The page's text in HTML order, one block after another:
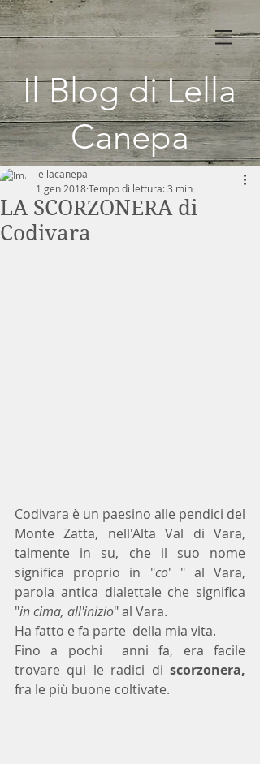
Il Blog di Lella
Canepa
LA SCORZONERA di
Codivara
lellacanepa
1 gen 2018Tempo di lettura: 3 min
Codivara è un paesino alle pendici del
Monte Zatta, nell'Alta Val di Vara,
talmente in su, che il suo nome
significa proprio in "co' " al Vara,
parola antica dialettale che significa
"in cima, all'inizio" al Vara.
Ha fatto e fa parte  della mia vita.
Fino a pochi  anni fa, era facile
trovare qui le radici di
fra le più buone coltivate.